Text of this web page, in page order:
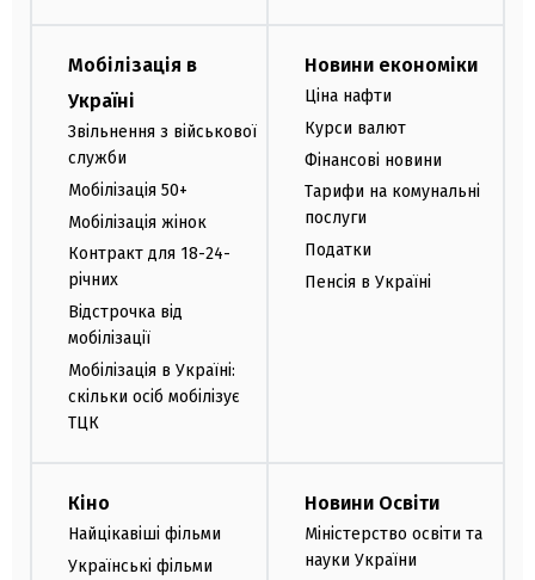
Мобілізація в
Україні
Звільнення з військової
служби
Мобілізація 50+
Мобілізація жінок
Контракт для 18-24-
річних
Відстрочка від
мобілізації
Мобілізація в Україні:
скільки осіб мобілізує
ТЦК
Новини економіки
Ціна нафти
Курси валют
Фінансові новини
Тарифи на комунальні
послуги
Податки
Пенсія в Україні
Кіно
Найцікавіші фільми
Українські фільми
Новини Освіти
Міністерство освіти та
науки України